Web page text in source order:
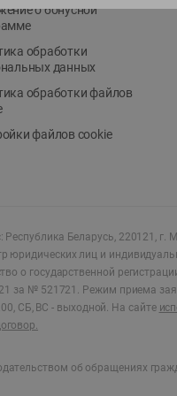
о бонусной
обработки
данных
обработки файлов
файлов cookie
Беларусь, 220121, г.
лиц и
о государственной
за № 521721. Режим приема
СБ, ВС - выходной. На сайте
об обращениях